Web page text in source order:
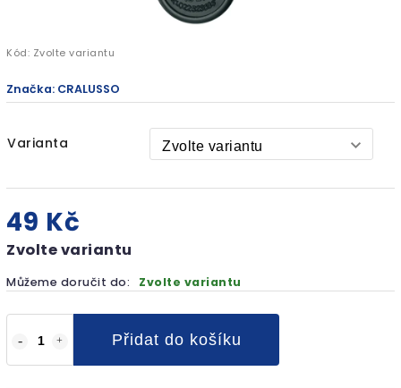
Kód: Zvolte variantu
Značka: CRALUSSO
Varianta
49 Kč
Zvolte variantu
Můžeme doručit do: Zvolte variantu
Přidat do košíku